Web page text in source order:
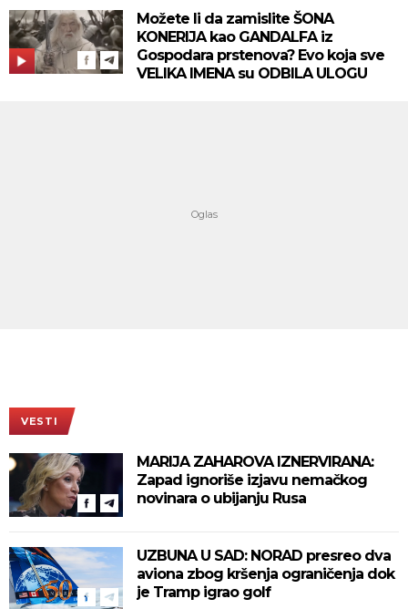
Možete li da zamislite ŠONA
KONERIJA kao GANDALFA iz
Gospodara prstenova? Evo koja sve
VELIKA IMENA su ODBILA ULOGU
VESTI
MARIJA ZAHAROVA IZNERVIRANA:
Zapad ignoriše izjavu nemačkog
novinara o ubijanju Rusa
UZBUNA U SAD: NORAD presreo dva
aviona zbog kršenja ograničenja dok
je Tramp igrao golf